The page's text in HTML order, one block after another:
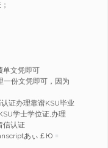
单文凭即可
一份文凭即可，因为
证办理靠谱KSU毕业
学士学位证,办理
信认证
あぃ￡Ю